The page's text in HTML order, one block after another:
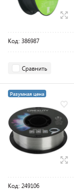
Код: 386987
Сравнить
Разумная цена
Код: 249106